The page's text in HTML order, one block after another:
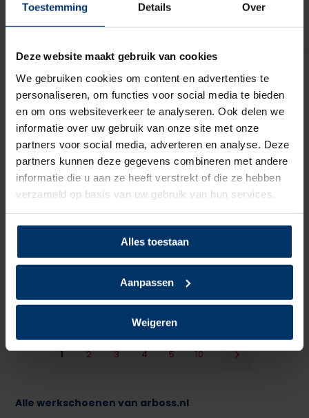
Toestemming Details Over
Deze website maakt gebruik van cookies
We gebruiken cookies om content en advertenties te
personaliseren, om functies voor social media te bieden
en om ons websiteverkeer te analyseren. Ook delen we
informatie over uw gebruik van onze site met onze
partners voor social media, adverteren en analyse. Deze
partners kunnen deze gegevens combineren met andere
informatie die u aan ze heeft verstrekt of die ze hebben
verzameld op basis van uw gebruik van hun services.
Alles toestaan
Aanpassen
Weigeren
Sixton Peak Auckland Low
S3
Deliverytime
Op voorraad
Puma 632250 Rio Black
Mid S3
Deliverytime
Op voorraad
105,95
1 2 3 4 5 10
Alle werkschoenen van arboss.nl